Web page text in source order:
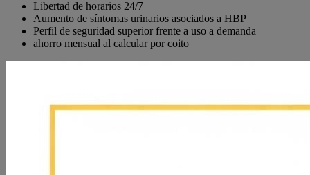
Libertad de horarios 24/7
Aumento de síntomas urinarios asociados a HBP
Perfil de seguridad superior frente a uso a demanda
ahorro mensual al calcular por coito